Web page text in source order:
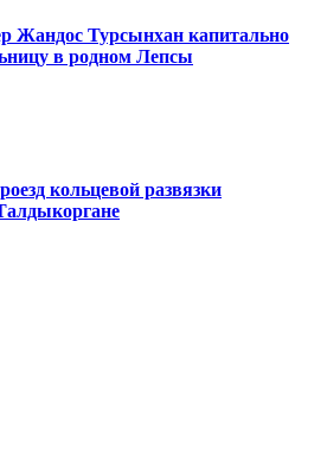
Жандос Турсынхан капитально
в родном Лепсы
кольцевой развязки